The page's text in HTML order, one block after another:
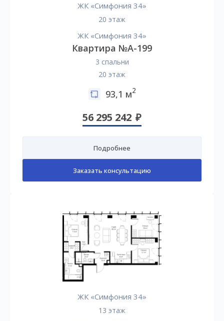
ЖК «Симфония 34»
20 этаж
ЖК «Симфония 34»
Квартира №А-199
3 спальни
20 этаж
93,1 м2
56 295 242
Подробнее
Заказать консультацию
ЖК «Симфония 34»
13 этаж